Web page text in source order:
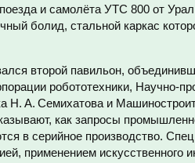
и самолёта УТС 800 от
болид, стальной каркас
второй павильон,
робототехники, Научно-
Н. А. Семихатова и
как запросы
в серийное производство.
применением искусственного